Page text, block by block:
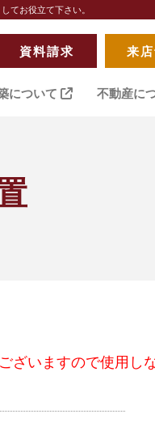
てお役立て下さい。
資料請求 来
について 不動産に
ざいますので使用し